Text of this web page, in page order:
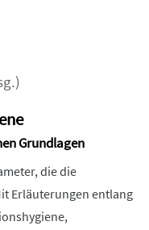
Grundlagen
die die
Erläuterungen entlang